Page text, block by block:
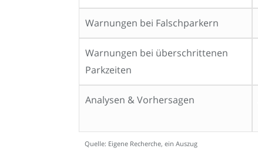
Warnungen bei Falschparkern
Warnungen bei überschrittenen
Parkzeiten
Analysen & Vorhersagen
Quelle: Eigene Recherche, ein Auszug